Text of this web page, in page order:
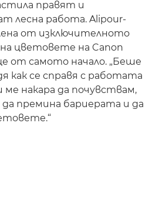
правят и
лесна работа. Alipour-
от изключителното
цветовете на Canon
от самото начало. „Беше
как се справя с работата
ме накара да почувствам,
премина бариерата и да